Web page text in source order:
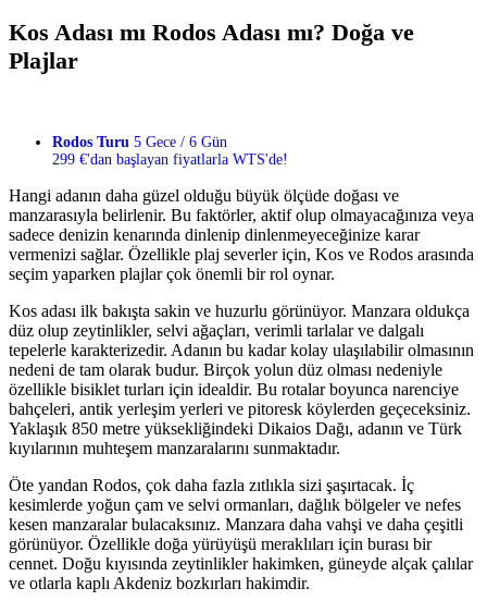
Kos Adası mı Rodos Adası mı? Doğa ve
Plajlar
Rodos Turu 5 Gece / 6 Gün
299 €'dan başlayan fiyatlarla WTS'de!
Hangi adanın daha güzel olduğu büyük ölçüde doğası ve
manzarasıyla belirlenir. Bu faktörler, aktif olup olmayacağınıza veya
sadece denizin kenarında dinlenip dinlenmeyeceğinize karar
vermenizi sağlar. Özellikle plaj severler için, Kos ve Rodos arasında
seçim yaparken plajlar çok önemli bir rol oynar.
Kos adası ilk bakışta sakin ve huzurlu görünüyor. Manzara oldukça
düz olup zeytinlikler, selvi ağaçları, verimli tarlalar ve dalgalı
tepelerle karakterizedir. Adanın bu kadar kolay ulaşılabilir olmasının
nedeni de tam olarak budur. Birçok yolun düz olması nedeniyle
özellikle bisiklet turları için idealdir. Bu rotalar boyunca narenciye
bahçeleri, antik yerleşim yerleri ve pitoresk köylerden geçeceksiniz.
Yaklaşık 850 metre yüksekliğindeki Dikaios Dağı, adanın ve Türk
kıyılarının muhteşem manzaralarını sunmaktadır.
Öte yandan Rodos, çok daha fazla zıtlıkla sizi şaşırtacak. İç
kesimlerde yoğun çam ve selvi ormanları, dağlık bölgeler ve nefes
kesen manzaralar bulacaksınız. Manzara daha vahşi ve daha çeşitli
görünüyor. Özellikle doğa yürüyüşü meraklıları için burası bir
cennet. Doğu kıyısında zeytinlikler hakimken, güneyde alçak çalılar
ve otlarla kaplı Akdeniz bozkırları hakimdir.